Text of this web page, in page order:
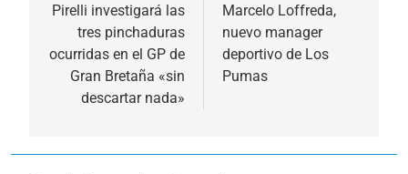
de
entradas
Pirelli investigará las
tres pinchaduras
ocurridas en el GP de
Gran Bretaña «sin
descartar nada»
Marcelo Loffreda,
nuevo manager
deportivo de Los
Pumas